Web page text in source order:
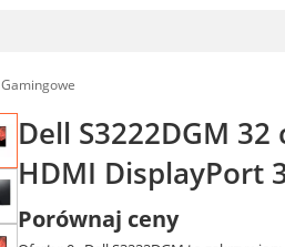
Gamingowe
Dell S3222DGM
HDMI DisplayPort
Porównaj ceny